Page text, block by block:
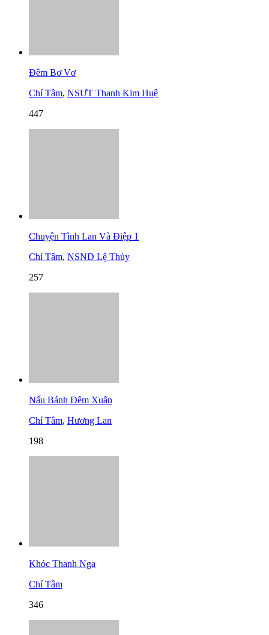
Đêm Bơ Vơ
Chí Tâm, NSƯT Thanh Kim Huệ
447
Chuyện Tình Lan Và Điệp 1
Chí Tâm, NSND Lệ Thủy
257
Nấu Bánh Đêm Xuân
Chí Tâm, Hương Lan
198
Khóc Thanh Nga
Chí Tâm
346